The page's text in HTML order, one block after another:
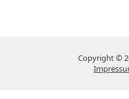
Copyright ©